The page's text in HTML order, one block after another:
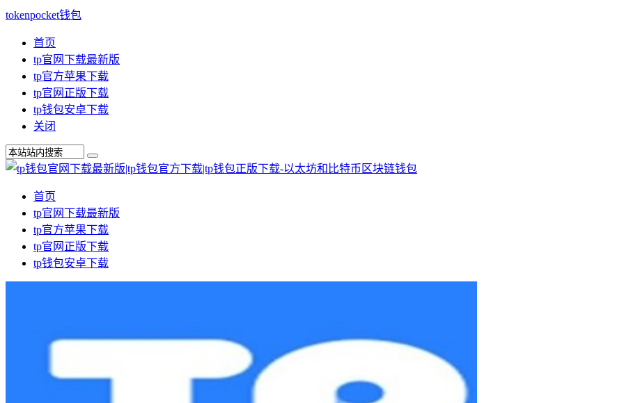
tokenpocket钱包
首页
tp官网下载最新版
tp官方苹果下载
tp官网正版下载
tp钱包安卓下载
关闭
首页
tp官网下载最新版
tp官方苹果下载
tp官网正版下载
tp钱包安卓下载